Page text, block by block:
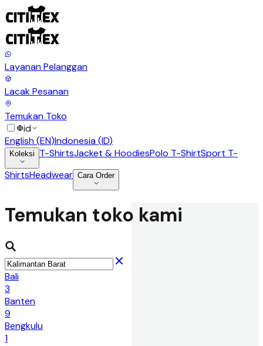
Layanan Pelanggan
Lacak Pesanan
Temukan Toko
id
English(EN)Indonesia(ID)
Koleksi T-ShirtsJacket & HoodiesPolo T-ShirtSport T-
ShirtsHeadwear Cara Order
Temukan toko kami
Bali
3
Banten
9
Bengkulu
1